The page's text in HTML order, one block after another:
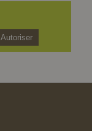
Autoriser